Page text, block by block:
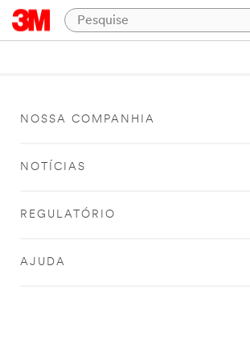
NOSSA COMPANHIA
NOTÍCIAS
REGULATÓRIO
AJUDA